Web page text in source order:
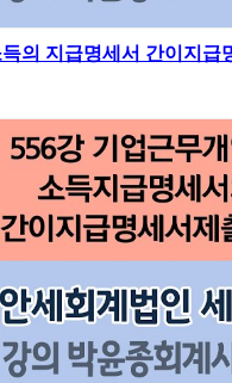
의 지급명세서 간이지급